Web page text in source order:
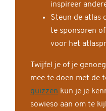
inspireer
Steun de atlas
te sponsoren
voor het
Twijfel je of je
mee te doen met de
quizzen kun je je
sowieso aan om te